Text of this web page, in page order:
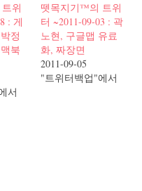
위
: 게
정
북
서
뗏목지기™의 트위
터 ~2011-09-03 : 곽
노현, 구글맵 유료
화, 짜장면
2011-09-05
"트위터백업"에서